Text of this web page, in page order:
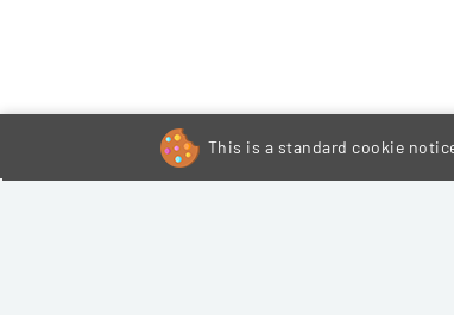
This is a standard cookie